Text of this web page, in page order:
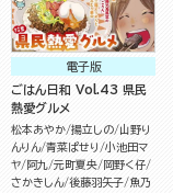
電子版
ごはん日和 Vol.43 県民
熱愛グルメ
松本あやか 揚立しの 山野り
んりん 青菜ぱせり
小池田マ
ヤ 阿九 元町夏央 岡野く仔
さかきしん 後藤羽矢子 魚乃